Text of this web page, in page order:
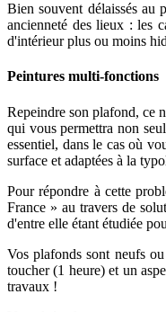
Bien souvent délaissés au
ancienneté des lieux : les
d'intérieur plus ou moins
Peintures multi-fonctions
Repeindre son plafond, ce
qui vous permettra non
essentiel, dans le cas où
surface et adaptées à la
Pour répondre à cette
France » au travers de
d'entre elle étant étudiée
Vos plafonds sont neufs
toucher (1 heure) et un
travaux !